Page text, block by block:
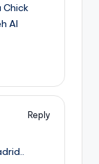
Chick
Al
Reply